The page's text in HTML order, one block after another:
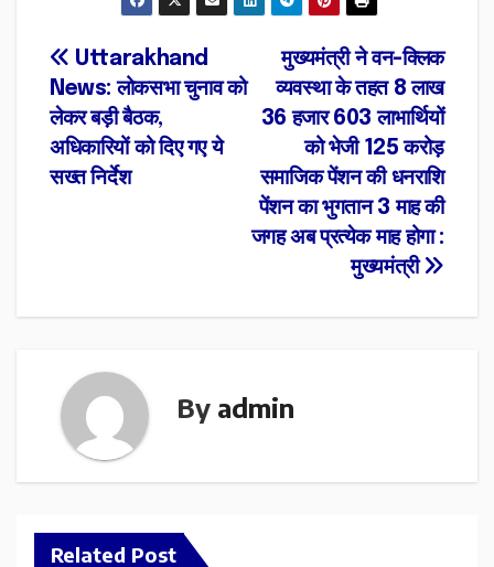
Post
navigation
मुख्यमंत्री ने वन-क्लिक
व्यवस्था के तहत 8 लाख
36 हजार 603 लाभार्थियों
को भेजी 125 करोड़
समाजिक पेंशन की धनराशि
पेंशन का भुगतान 3 माह की
जगह अब प्रत्येक माह होगा :
मुख्यमंत्री
Uttarakhand
News: लोकसभा चुनाव को
लेकर बड़ी बैठक,
अधिकारियों को दिए गए ये
सख्त निर्देश
By admin
Related Post